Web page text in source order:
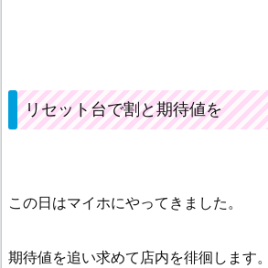
リセット台で割と期待値を
この日はマイホにやってきました。
期待値を追い求めて店内を徘徊します。